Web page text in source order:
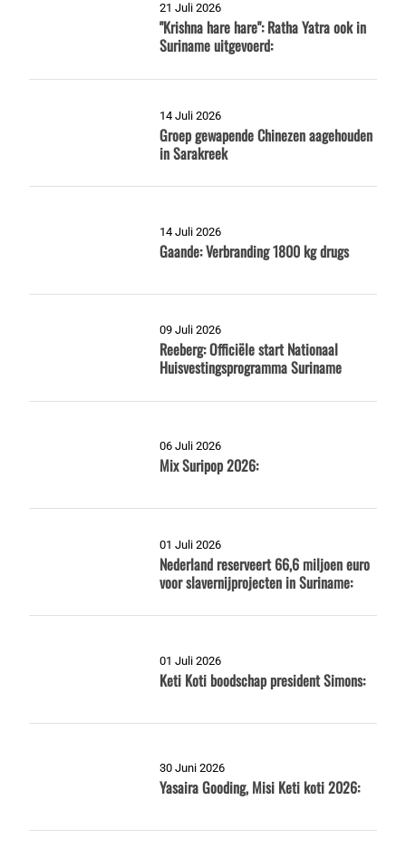
21 Juli 2026
"Krishna hare hare": Ratha Yatra ook in
Suriname uitgevoerd:
14 Juli 2026
Groep gewapende Chinezen aagehouden
in Sarakreek
14 Juli 2026
Gaande: Verbranding 1800 kg drugs
09 Juli 2026
Reeberg: Officiële start Nationaal
Huisvestingsprogramma Suriname
06 Juli 2026
Mix Suripop 2026:
01 Juli 2026
Nederland reserveert 66,6 miljoen euro
voor slavernijprojecten in Suriname:
01 Juli 2026
Keti Koti boodschap president Simons:
30 Juni 2026
Yasaira Gooding, Misi Keti koti 2026: